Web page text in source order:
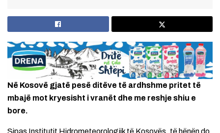
Në Kosovë gjatë pesë ditëve të ardhshme pritet të
mbajë mot kryesisht i vranët dhe me reshje shiu e
bore.
Sipas Institutit Hidrometeorologjik të Kosovës, të hënën do